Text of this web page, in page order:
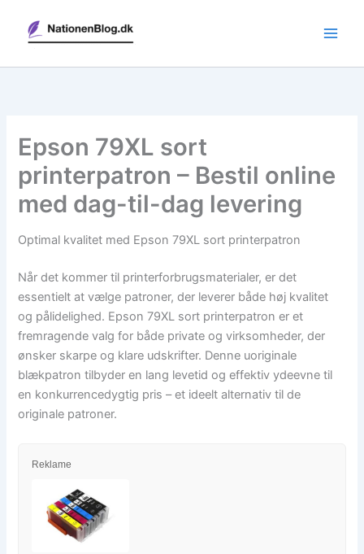
indholdet
Epson 79XL sort
printerpatron – Bestil online
med dag-til-dag levering
Optimal kvalitet med Epson 79XL sort printerpatron
Når det kommer til printerforbrugsmaterialer, er det
essentielt at vælge patroner, der leverer både høj kvalitet
og pålidelighed. Epson 79XL sort printerpatron er et
fremragende valg for både private og virksomheder, der
ønsker skarpe og klare udskrifter. Denne uoriginale
blækpatron tilbyder en lang levetid og effektiv ydeevne til
en konkurrencedygtig pris – et ideelt alternativ til de
originale patroner.
Reklame